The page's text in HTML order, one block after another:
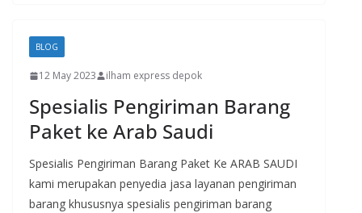
BLOG
12 May 2023 ilham express depok
Spesialis Pengiriman Barang
Paket ke Arab Saudi
Spesialis Pengiriman Barang Paket Ke ARAB SAUDI
kami merupakan penyedia jasa layanan pengiriman
barang khususnya spesialis pengiriman barang